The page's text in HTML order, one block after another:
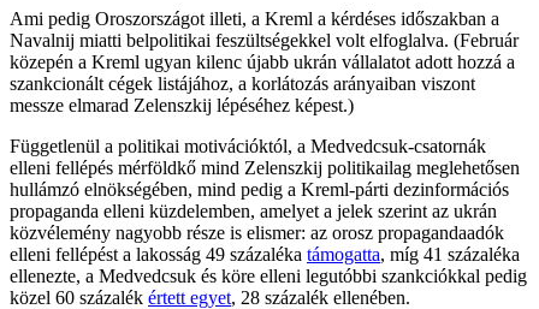
Ami pedig Oroszországot illeti, a Kreml a kérdéses időszakban a
Navalnij miatti belpolitikai feszültségekkel volt elfoglalva. (Február
közepén a Kreml ugyan kilenc újabb ukrán vállalatot adott hozzá a
szankcionált cégek listájához, a korlátozás arányaiban viszont
messze elmarad Zelenszkij lépéséhez képest.)
Függetlenül a politikai motivációktól, a Medvedcsuk-csatornák
elleni fellépés mérföldkő mind Zelenszkij politikailag meglehetősen
hullámzó elnökségében, mind pedig a Kreml-párti dezinformációs
propaganda elleni küzdelemben, amelyet a jelek szerint az ukrán
közvélemény nagyobb része is elismer: az orosz propagandaadók
elleni fellépést a lakosság 49 százaléka támogatta, míg 41 százaléka
ellenezte, a Medvedcsuk és köre elleni legutóbbi szankciókkal pedig
közel 60 százalék értett egyet, 28 százalék ellenében.